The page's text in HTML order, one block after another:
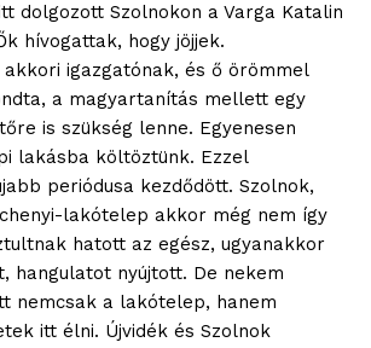
dolgozott Szolnokon a Varga Katalin
hívogattak, hogy jöjjek.
igazgatónak, és ő örömmel
a magyartanítás mellett egy
is szükség lenne. Egyenesen
lakásba költöztünk. Ezzel
periódusa kezdődött. Szolnok,
lakótelep akkor még nem így
hatott az egész, ugyanakkor
hangulatot nyújtott. De nekem
nemcsak a lakótelep, hanem
itt élni. Újvidék és Szolnok